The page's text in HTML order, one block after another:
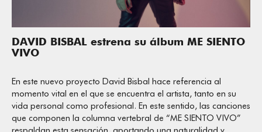
DAVID BISBAL estrena su álbum ME SIENTO
VIVO
En este nuevo proyecto David Bisbal hace referencia al
momento vital en el que se encuentra el artista, tanto en su
vida personal como profesional. En este sentido, las canciones
que componen la columna vertebral de “ME SIENTO VIVO”